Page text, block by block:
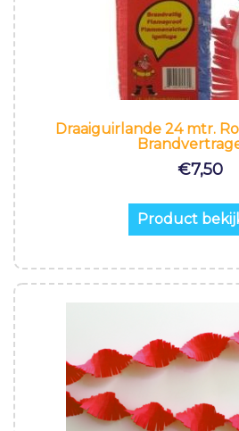
Draaiguirlande 24 mtr.
€7,50
Product